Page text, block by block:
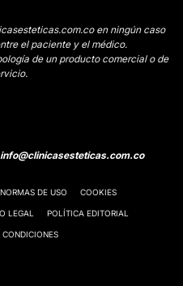
en ningún caso
el paciente y el médico.
de un producto comercial o de
info@clinicasesteticas.com.co
NORMAS DE USO COOKIES
LEGAL POLÍTICA EDITORIAL
CONDICIONES